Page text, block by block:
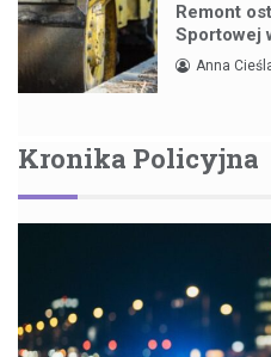
Remont
Sportowej
Anna
Kronika Policyjna